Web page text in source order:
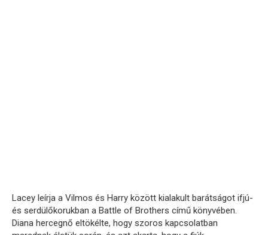
Lacey leírja a Vilmos és Harry között kialakult barátságot ifjú-
és serdülőkorukban a Battle of Brothers című könyvében.
Diana hercegnő eltökélte, hogy szoros kapcsolatban